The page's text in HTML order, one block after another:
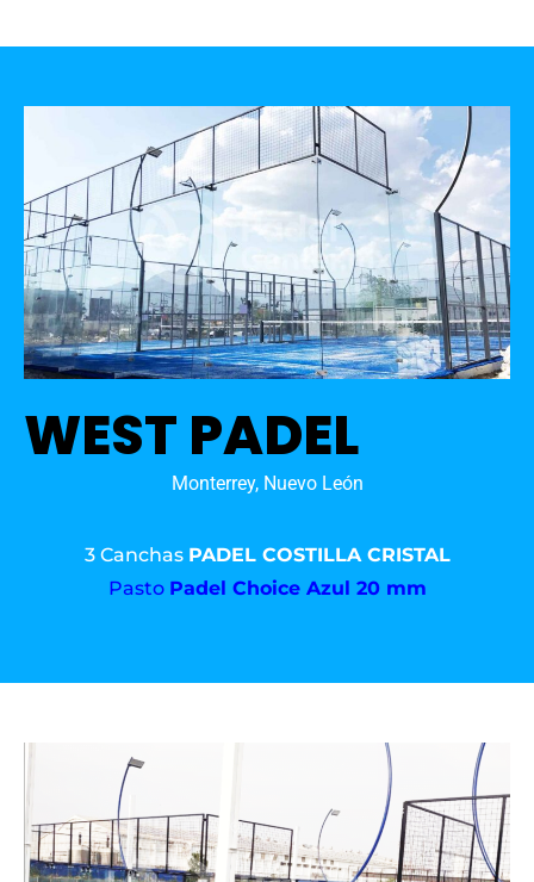
WEST PADEL
Monterrey, Nuevo León
3 Canchas PADEL COSTILLA CRISTAL
Pasto Padel Choice Azul 20 mm